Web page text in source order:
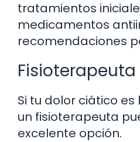
tratamientos
medicamentos
recomendaciones
Fisioterapeuta
Si tu dolor ciático
un fisioterapeuta
excelente opción.